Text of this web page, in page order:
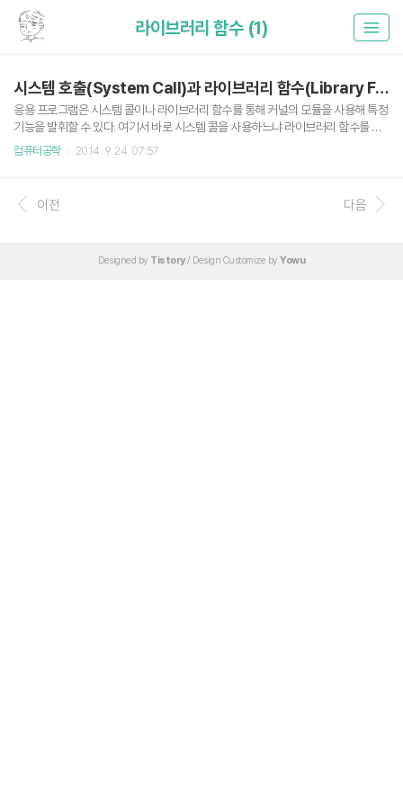
라이브러리 함수 (1)
시스템 호출(System Call)과 라이브러리 함수(Library Function) 차이
응용 프로그램은 시스템 콜이나 라이브러리 함수를 통해 커널의 모듈을 사용해 특정
기능을 발휘할 수 있다. 여기서 바로 시스템 콜을 사용하느냐 라이브러리 함수를 사
용하느냐 두가지로 나뉠 수 있는데 라이브러리 함수를 사용한다면 함수 내에 사용된
그래밍저자이종원 지음출판사한빛미디어 | 2010-01-07 출간카테고리컴퓨터/IT
책소개아, 이 함수는 이럴 때 쓰는구나! 예제로 배우는 시스템 호출 ...
컴퓨터공학 2014. 9. 24. 07:57
이전 다음
Designed by Tistory/ Design Customize by Yowu